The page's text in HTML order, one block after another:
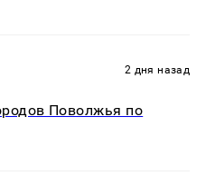
2 дня назад
Поволжья по